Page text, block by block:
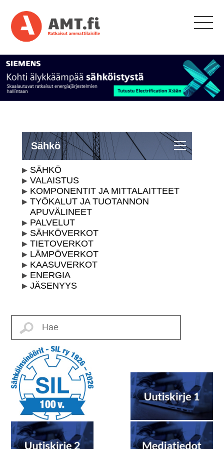
Sähkö
SÄHKÖ
VALAISTUS
KOMPONENTIT JA MITTALAITTEET
TYÖKALUT JA TUOTANNON
APUVÄLINEET
PALVELUT
SÄHKÖVERKOT
TIETOVERKOT
LÄMPÖVERKOT
KAASUVERKOT
ENERGIA
JÄSENYYS